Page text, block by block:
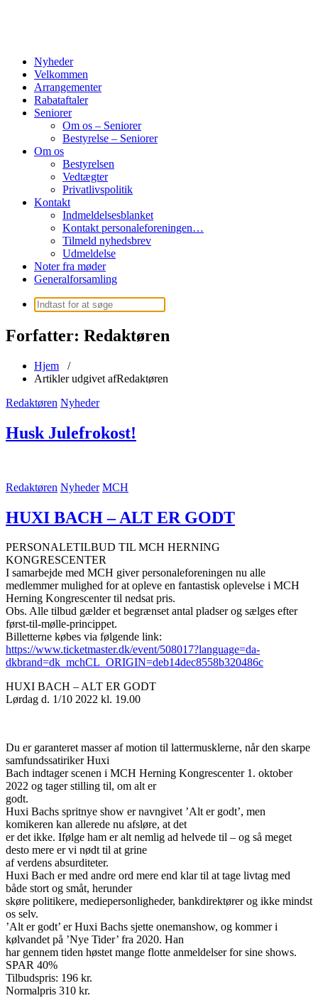
Nyheder
Velkommen
Arrangementer
Rabataftaler
Seniorer
Om os – Seniorer
Bestyrelse – Seniorer
Om os
Bestyrelsen
Vedtægter
Privatlivspolitik
Kontakt
Indmeldelsesblanket
Kontakt personaleforeningen…
Tilmeld nyhedsbrev
Udmeldelse
Noter fra møder
Generalforsamling
Forfatter: Redaktøren
Hjem /
Artikler udgivet afRedaktøren
Redaktøren Nyheder
Husk Julefrokost!
Redaktøren Nyheder MCH
HUXI BACH – ALT ER GODT
PERSONALETILBUD TIL MCH HERNING
KONGRESCENTER
I samarbejde med MCH giver personaleforeningen nu alle
medlemmer mulighed for at opleve en fantastisk oplevelse i MCH
Herning Kongrescenter til nedsat pris.
Obs. Alle tilbud gælder et begrænset antal pladser og sælges efter
først-til-mølle-princippet.
Billetterne købes via følgende link:
https://www.ticketmaster.dk/event/508017?language=da-
dkbrand=dk_mchCL_ORIGIN=deb14dec8558b320486c
HUXI BACH – ALT ER GODT
Lørdag d. 1/10 2022 kl. 19.00
Du er garanteret masser af motion til lattermusklerne, når den skarpe
samfundssatiriker Huxi
Bach indtager scenen i MCH Herning Kongrescenter 1. oktober
2022 og tager stilling til, om alt er
godt.
Huxi Bachs spritnye show er navngivet ’Alt er godt’, men
komikeren kan allerede nu afsløre, at det
er det ikke. Ifølge ham er alt nemlig ad helvede til – og så meget
desto mere er vi nødt til at grine
af verdens absurditeter.
Huxi Bach er med andre ord mere end klar til at tage livtag med
både stort og småt, herunder
skøre politikere, mediepersonligheder, bankdirektører og ikke mindst
os selv.
’Alt er godt’ er Huxi Bachs sjette onemanshow, og kommer i
kølvandet på ’Nye Tider’ fra 2020. Han
har gennem tiden høstet mange flotte anmeldelser for sine shows.
SPAR 40%
Tilbudspris: 196 kr.
Normalpris 310 kr.